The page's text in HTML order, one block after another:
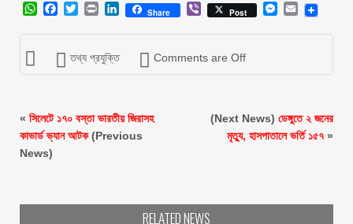
WhatsApp
Facebook
Twitter
Print LinkedIn
Share ViberPost Messenger
Email
তথ্য প্রযুক্তি Comments are Off
« সিলেটে ১৭০ বস্তা ভারতীয় জিরাসহ
কাভার্ড ভ্যান আটক(Previous
News)
(Next News) ডেঙ্গুতে ২ জনের
মৃত্যু, হাসপাতালে ভর্তি ১৫৭ »
RELATED NEWS